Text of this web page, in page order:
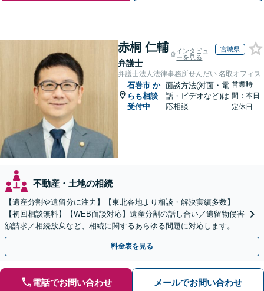
赤桐 仁輔
弁護士
インタビュ
ーを見る
宮城県
弁護士法人法律事務所せんだい 名取オフィス
石巻市 か
らも相談
受付中
面談方法(対面・電
話・ビデオなど)は
応相談
営業時
間：本日
定休日
不動産・土地の相続
【遺産分割や遺留分に注力】【東北各地より相談・解決実績多数】
【初回相談無料】【WEB面談対応】遺産分割の話し合い／遺留物侵害
額請求／相続放棄など、相続に関するあらゆる問題に対応します。ご
事情やご意向を丁寧にお聞きし、有利な解決を目指します
料金表を見る
電話でお問い合わせ メールでお問い合わせ